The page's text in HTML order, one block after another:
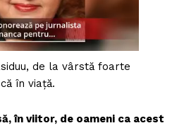
de la vârstă foarte
în viață.
în viitor, de oameni ca acest